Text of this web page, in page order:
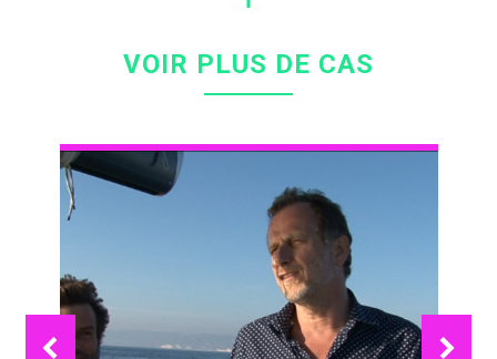
VOIR PLUS DE CAS